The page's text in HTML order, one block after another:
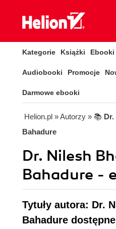
Kategorie Książki Ebooki
Audiobooki Promocje
Darmowe ebooki
Helion.pl » Autorzy » 📚
Bahadure
Dr. Nilesh
Bahadure -
Tytuły autora: Dr.
Bahadure